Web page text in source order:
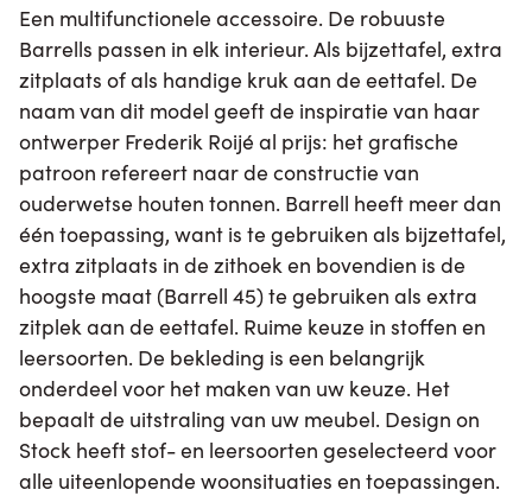
Een multifunctionele accessoire. De robuuste
Barrells passen in elk interieur. Als bijzettafel, extra
zitplaats of als handige kruk aan de eettafel. De
naam van dit model geeft de inspiratie van haar
ontwerper Frederik Roijé al prijs: het grafische
patroon refereert naar de constructie van
ouderwetse houten tonnen. Barrell heeft meer dan
één toepassing, want is te gebruiken als bijzettafel,
extra zitplaats in de zithoek en bovendien is de
hoogste maat (Barrell 45) te gebruiken als extra
zitplek aan de eettafel. Ruime keuze in stoffen en
leersoorten. De bekleding is een belangrijk
onderdeel voor het maken van uw keuze. Het
bepaalt de uitstraling van uw meubel. Design on
Stock heeft stof- en leersoorten geselecteerd voor
alle uiteenlopende woonsituaties en toepassingen.